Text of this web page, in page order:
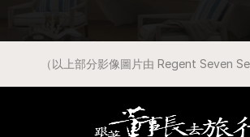
（以上部分影像圖片由 Regent Seven